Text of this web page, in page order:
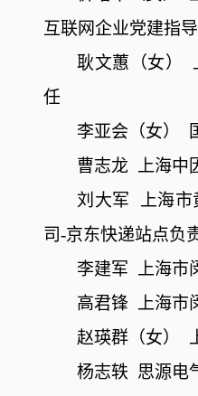
互联网企业党建指
耿文蕙（女）
任
李亚会（女）
曹志龙
上海
刘大军
上海
司 -京东快递站点负
李建军
上海
高君锋
上海
赵瑛群（女）
杨志轶 思源电